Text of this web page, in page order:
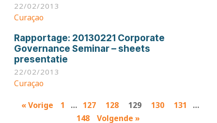
22/02/2013
Curaçao
Rapportage: 20130221 Corporate
Governance Seminar – sheets
presentatie
22/02/2013
Curaçao
Results
navigation
« Vorige 1 … 127 128 129 130 131
…
148
Volgende »